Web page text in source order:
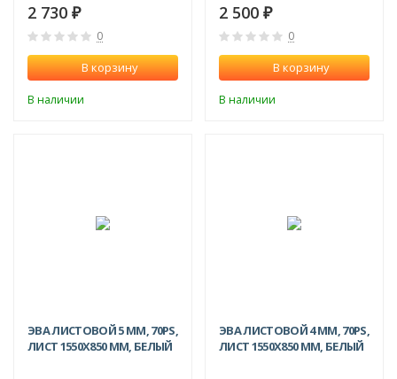
2 730 ₽
0
В корзину
В наличии
2 500 ₽
0
В корзину
В наличии
ЭВА ЛИСТОВОЙ 5 ММ, 70PS,
ЛИСТ 1550Х850 ММ, БЕЛЫЙ
ЭВА ЛИСТОВОЙ 4 ММ, 70PS,
ЛИСТ 1550Х850 ММ, БЕЛЫЙ